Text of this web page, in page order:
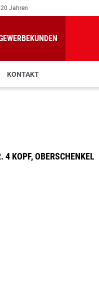
Jahren
KONTAKT
KOPF, OBERSCHENKEL